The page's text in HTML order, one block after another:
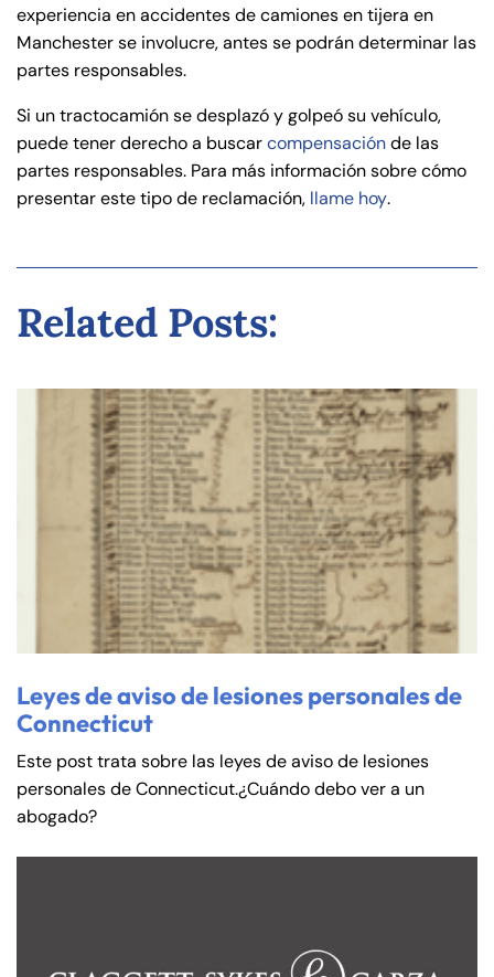
experiencia en accidentes de camiones en tijera en
Manchester se involucre, antes se podrán determinar las
partes responsables.
Si un tractocamión se desplazó y golpeó su vehículo,
puede tener derecho a buscarcompensaciónde las
partes responsables. Para más información sobre cómo
presentar este tipo de reclamación, llame hoy.
Related Posts:
Leyes de aviso de lesiones personales de
Connecticut
Este post trata sobre las leyes de aviso de lesiones
personales de Connecticut.¿Cuándo debo ver a un
abogado?